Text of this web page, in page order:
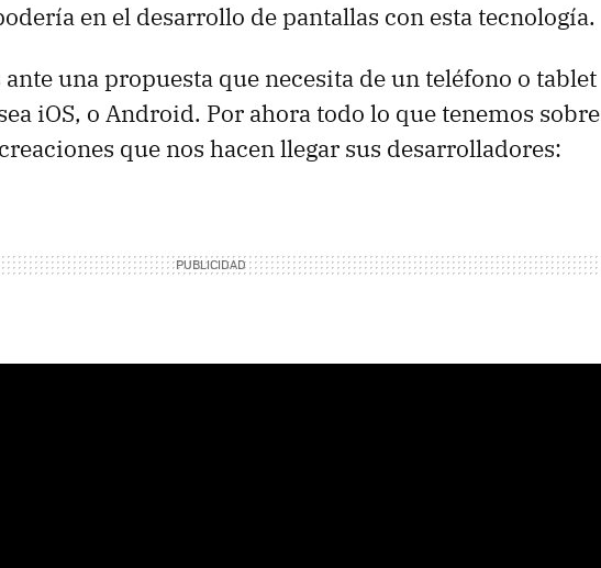
en el desarrollo de pantallas con esta tecnología.
ante una propuesta que necesita de un teléfono o tablet
iOS, o Android. Por ahora todo lo que tenemos sobre
que nos hacen llegar sus desarrolladores: